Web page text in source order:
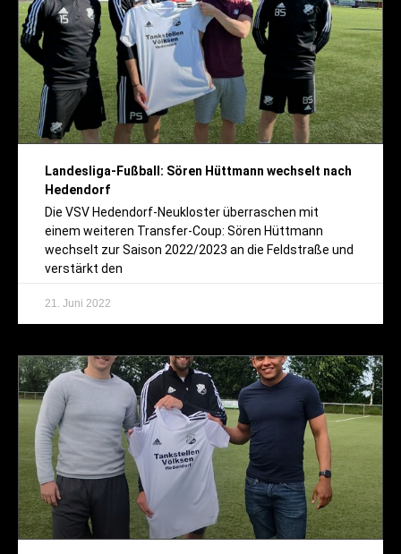
Landesliga-Fußball: Sören Hüttmann wechselt nach
Hedendorf
Die VSV Hedendorf-Neukloster überraschen mit
einem weiteren Transfer-Coup: Sören Hüttmann
wechselt zur Saison 2022/2023 an die Feldstraße und
verstärkt den
21. Juni 2022